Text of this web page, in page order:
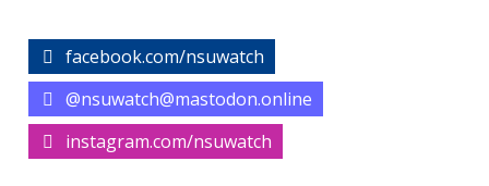
facebook.com/nsuwatch
@nsuwatch@mastodon.online
instagram.com/nsuwatch